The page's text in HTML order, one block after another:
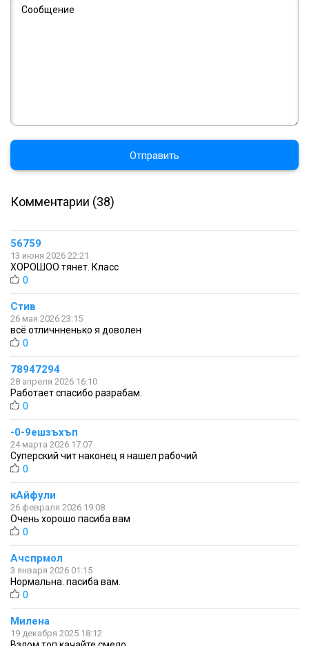
Отправить
Комментарии (38)
56759
13 июня 2026 22:21
ХОРОШОО тянет. Класс
0
Стив
26 мая 2026 23:15
всё отличнненько я доволен
0
78947294
28 апреля 2026 16:10
Работает спасибо разрабам.
0
-0-9ешзъхъп
24 марта 2026 17:07
Суперский чит наконец я нашел рабочий
0
кАйфули
26 февраля 2026 19:08
Очень хорошо пасиба вам
0
Ачспрмол
3 января 2026 01:15
Нормальна. пасиба вам.
0
Милена
19 декабря 2025 18:12